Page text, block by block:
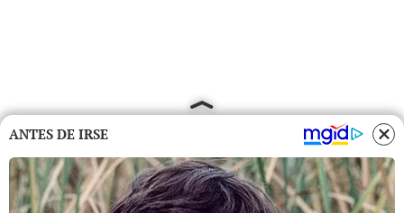
ANTES DE IRSE